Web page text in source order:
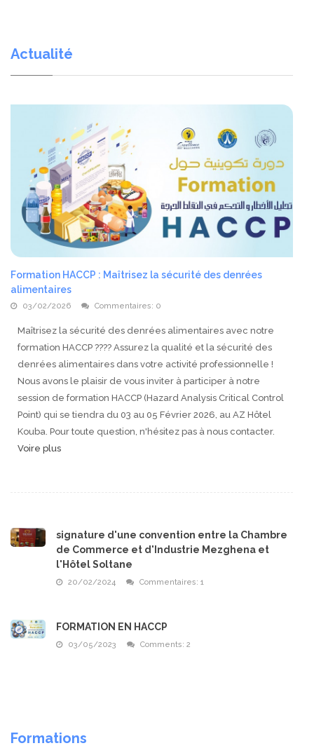
Actualité
Formation HACCP : Maîtrisez la sécurité des denrées
alimentaires
03/02/2026 Commentaires: 0
Maîtrisez la sécurité des denrées alimentaires avec notre
formation HACCP ???? Assurez la qualité et la sécurité des
denrées alimentaires dans votre activité professionnelle !
Nous avons le plaisir de vous inviter à participer à notre
session de formation HACCP (Hazard Analysis Critical Control
Point) qui se tiendra du 03 au 05 Février 2026, au AZ Hôtel
Kouba. Pour toute question, n'hésitez pas à nous contacter.
Voire plus
signature d'une convention entre la Chambre
de Commerce et d'Industrie Mezghena et
l'Hôtel Soltane
20/02/2024 Commentaires: 1
FORMATION EN HACCP
03/05/2023 Comments: 2
Formations